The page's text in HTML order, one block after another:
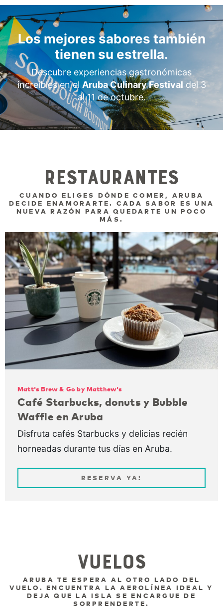
Los mejores sabores también
tienen su estrella.
Descubre experiencias gastronómicas
increíbles en el Aruba Culinary Festival del 3
al 11 de octubre.
Restaurantes
CUANDO ELIGES DÓNDE COMER, ARUBA
DECIDE ENAMORARTE. CADA SABOR ES UNA
NUEVA RAZÓN PARA QUEDARTE UN POCO
MÁS.
Matt's Brew & Go by Matthew's
Café Starbucks, donuts y Bubble
Waffle en Aruba
Disfruta cafés Starbucks y delicias recién
horneadas durante tus días en Aruba.
RESERVA YA!
Vuelos
ARUBA TE ESPERA AL OTRO LADO DEL
VUELO. ENCUENTRA LA AEROLÍNEA IDEAL Y
DEJA QUE LA ISLA SE ENCARGUE DE
SORPRENDERTE.